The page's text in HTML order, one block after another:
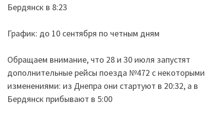
Бердянск в 8:23
График: до 10 сентября по четным дням
Обращаем внимание, что 28 и 30 июля запустят
дополнительные рейсы поезда №472 с некоторыми
изменениями: из Днепра они стартуют в 20:32, а в
Бердянск прибывают в 5:00